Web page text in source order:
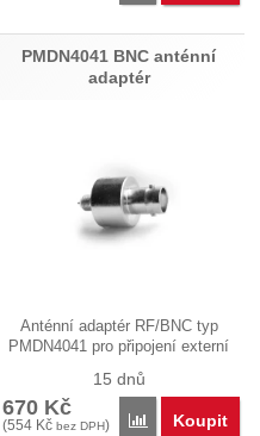
Programovací interface RIB' k
PMDN4041 BNC anténní
adaptér
Anténní adaptér RF/BNC typ
PMDN4041 pro připojení externí
15 dnů
670 Kč
(554 Kč bez DPH) PřidatKoupit